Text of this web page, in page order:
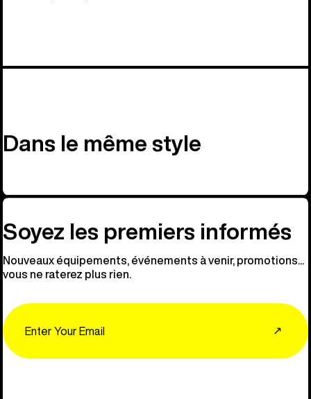
Dans le même style
Soyez les premiers informés
Nouveaux équipements, événements à venir, promotions...
vous ne raterez plus rien.
↗